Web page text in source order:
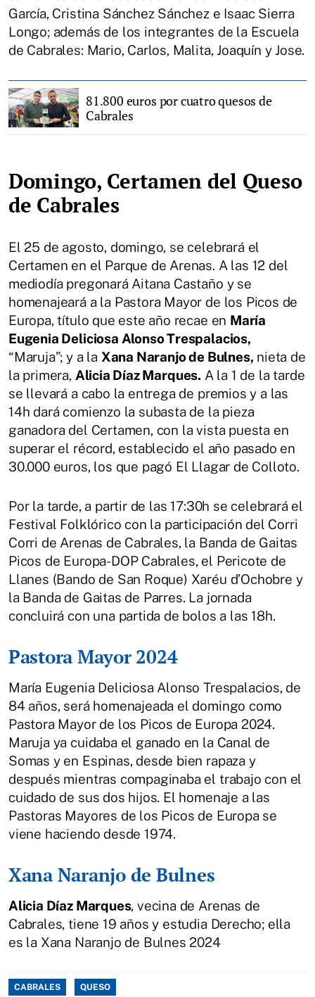
García, Cristina Sánchez Sánchez e Isaac Sierra
Longo; además de los integrantes de la Escuela
de Cabrales: Mario, Carlos, Malita, Joaquín y Jose.
81.800 euros por cuatro quesos de
Cabrales
Domingo, Certamen del Queso
de Cabrales
El 25 de agosto, domingo, se celebrará el
Certamen en el Parque de Arenas. A las 12 del
mediodía pregonará Aitana Castaño y se
homenajeará a la Pastora Mayor de los Picos de
Europa, título que este año recae en María
Eugenia Deliciosa Alonso Trespalacios,
“Maruja”; y a la Xana Naranjo de Bulnes, nieta de
la primera, Alicia Díaz Marques. A la 1 de la tarde
se llevará a cabo la entrega de premios y a las
14h dará comienzo la subasta de la pieza
ganadora del Certamen, con la vista puesta en
superar el récord, establecido el año pasado en
30.000 euros, los que pagó El Llagar de Colloto.
Por la tarde, a partir de las 17:30h se celebrará el
Festival Folklórico con la participación del Corri
Corri de Arenas de Cabrales, la Banda de Gaitas
Picos de Europa-DOP Cabrales, el Pericote de
Llanes (Bando de San Roque) Xaréu d’Ochobre y
la Banda de Gaitas de Parres. La jornada
concluirá con una partida de bolos a las 18h.
Pastora Mayor 2024
María Eugenia Deliciosa Alonso Trespalacios, de
84 años, será homenajeada el domingo como
Pastora Mayor de los Picos de Europa 2024.
Maruja ya cuidaba el ganado en la Canal de
Somas y en Espinas, desde bien rapaza y
después mientras compaginaba el trabajo con el
cuidado de sus dos hijos. El homenaje a las
Pastoras Mayores de los Picos de Europa se
viene haciendo desde 1974.
Xana Naranjo de Bulnes
Alicia Díaz Marques, vecina de Arenas de
Cabrales, tiene 19 años y estudia Derecho; ella
es la Xana Naranjo de Bulnes 2024
CABRALES QUESO